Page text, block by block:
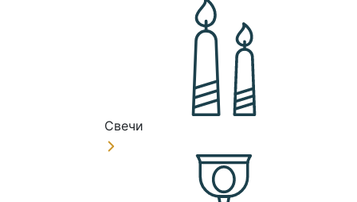
Свечи